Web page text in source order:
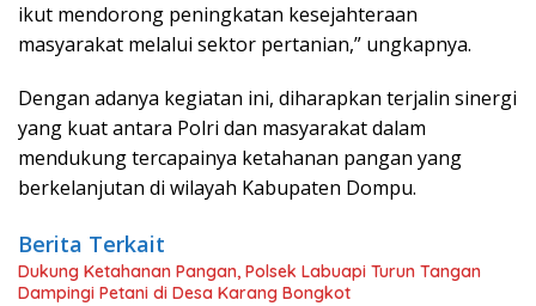
ikut mendorong peningkatan kesejahteraan
masyarakat melalui sektor pertanian,” ungkapnya.
Dengan adanya kegiatan ini, diharapkan terjalin sinergi
yang kuat antara Polri dan masyarakat dalam
mendukung tercapainya ketahanan pangan yang
berkelanjutan di wilayah Kabupaten Dompu.
Berita Terkait
Dukung Ketahanan Pangan, Polsek Labuapi Turun Tangan
Dampingi Petani di Desa Karang Bongkot